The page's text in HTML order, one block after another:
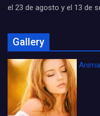
el 23 de agosto y el 13 de
Gallery